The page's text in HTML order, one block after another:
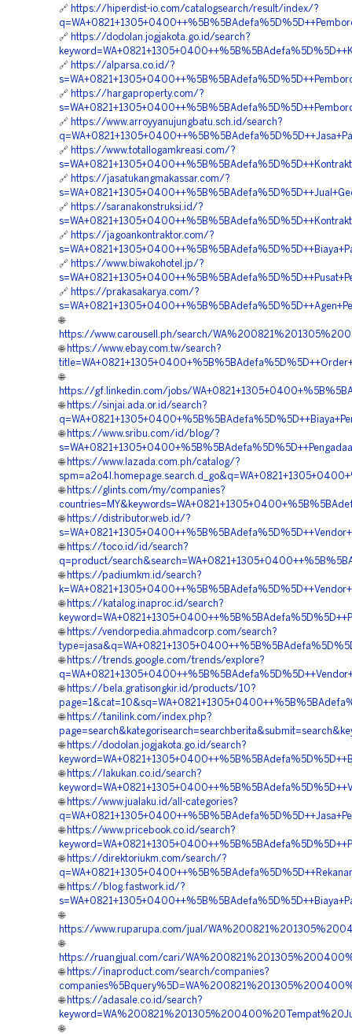
🔗 https://hiperdist-io.com/catalogsearch/result/index/?
🔗 https://dodolan.jogjakota.go.id/search?
🔗 https://alparsa.co.id/?
🔗 https://hargaproperty.com/?
🔗 https://www.arroyyanujungbatu.sch.id/search?
🔗 https://www.totallogamkreasi.com/?
🔗 https://jasatukangmakassar.com/?
🔗 https://saranakonstruksi.id/?
🔗 https://jagoankontraktor.com/?
🔗 https://www.biwakohotel.jp/?
🔗 https://prakasakarya.com/?
🌐
https://www.carousell.ph/search/
🌐 https://www.ebay.com.tw/search?
🌐
https://gf.linkedin.com/jobs/
🌐 https://sinjai.ada.or.id/search?
🌐 https://www.sribu.com/id/blog/?
🌐 https://www.lazada.com.ph/catalog/?
🌐 https://glints.com/my/companies?
🌐 https://distributor.web.id/?
🌐 https://toco.id/id/search?
q=product/
🌐 https://padiumkm.id/search?
🌐 https://katalog.inaproc.id/search?
🌐 https://vendorpedia.ahmadcorp.com/search?
🌐 https://trends.google.com/trends/explore?
🌐 https://bela.gratisongkir.id/products/10?
🌐 https://tanilink.com/index.php?
🌐 https://dodolan.jogjakota.go.id/search?
🌐 https://lakukan.co.id/search?
🌐 https://www.jualaku.id/all-categories?
🌐 https://www.pricebook.co.id/search?
🌐 https://direktoriukm.com/search/?
🌐 https://blog.fastwork.id/?
🌐
https://www.ruparupa.com/jual/
🌐
https://ruangjual.com/cari/
🌐 https://inaproduct.com/search/companies?
🌐 https://adasale.co.id/search?
🌐